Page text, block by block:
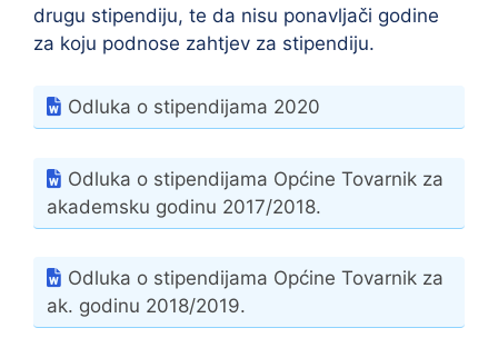
drugu stipendiju, te da nisu ponavljači godine
za koju podnose zahtjev za stipendiju.
Odluka o stipendijama 2020
Odluka o stipendijama Općine Tovarnik za
akademsku godinu 2017/2018.
Odluka o stipendijama Općine Tovarnik za
ak. godinu 2018/2019.